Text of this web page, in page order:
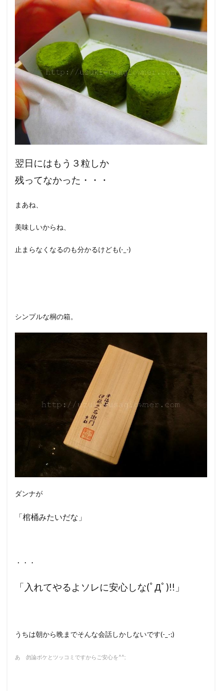
翌日にはもう３粒しか
残ってなかった・・・
まあね、
美味しいからね、
止まらなくなるのも分かるけども(-_-)
シンプルな桐の箱。
ダンナが
「棺桶みたいだな」
・・・
「入れてやるよソレに安心しな(ﾟДﾟ)!!」
うちは朝から晩までそんな会話しかしないです(-_-;)
あ 勿論ボケとツッコミですからご安心を^^;